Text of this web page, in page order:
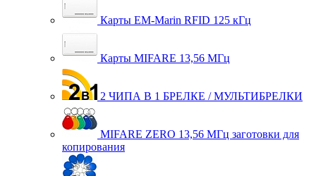
Карты EM-Marin RFID 125 кГц
Карты MIFARE 13,56 МГц
2 ЧИПА В 1 БРЕЛКЕ / МУЛЬТИБРЕЛКИ
MIFARE ZERO 13,56 МГц заготовки для
копирования